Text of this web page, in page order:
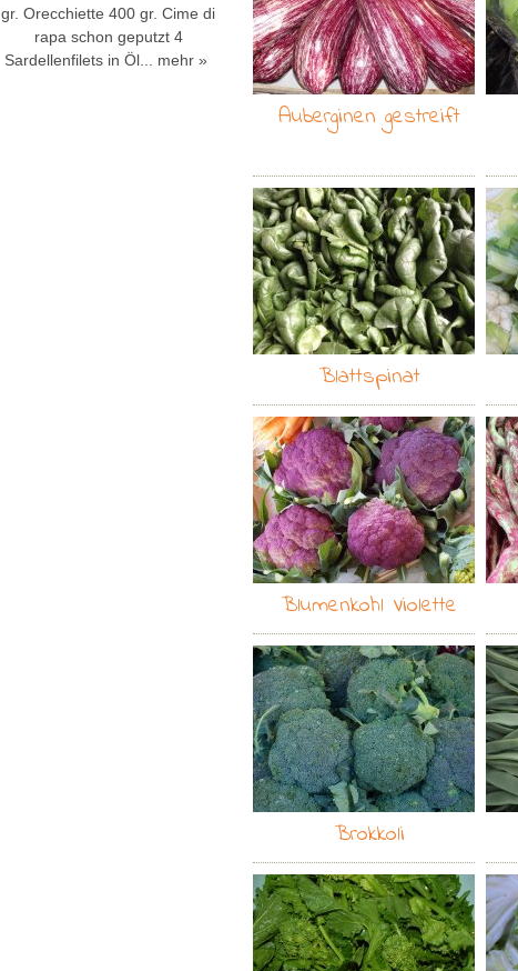
gr. Orecchiette 400 gr. Cime di
rapa schon geputzt 4
Sardellenfilets in Öl...
mehr »
Auberginen gestreift
Blattspinat
Blumenkohl Violette
Brokkoli